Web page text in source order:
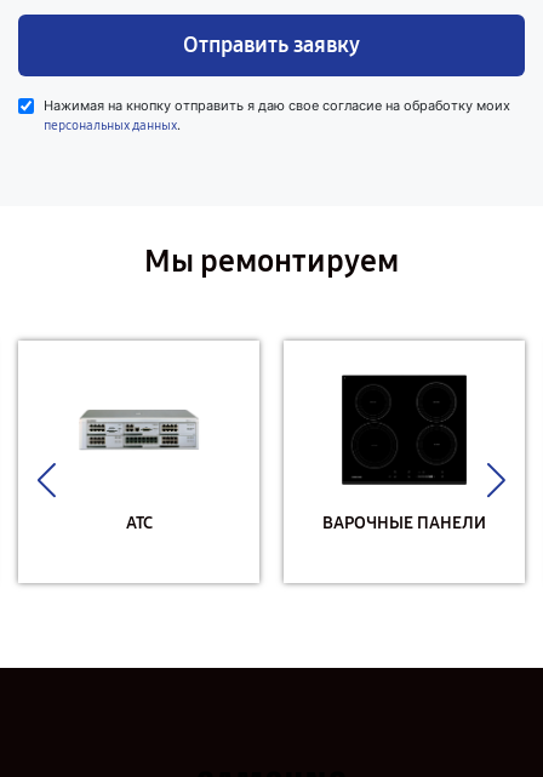
Отправить заявку
Нажимая на кнопку отправить я даю свое согласие на обработку моих
персональных данных.
Мы ремонтируем
АТС ВАРОЧНЫЕ ПАНЕЛИ